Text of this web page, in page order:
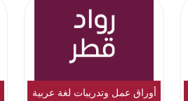
أوراق عمل وتدريبات لغة عربية